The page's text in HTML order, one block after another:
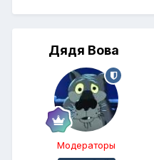
Дядя Вова
Модераторы